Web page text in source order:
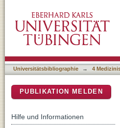
approach for
Universitätsbibliographie → 4
PUBLIKATION MELDEN
Hilfe und Informationen